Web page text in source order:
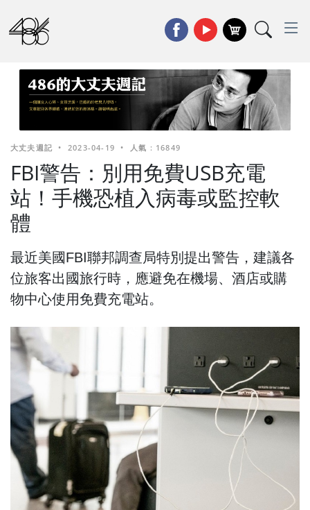
大丈夫週記 • 2023-04-19 • 人氣 : 16849
FBI警告：別用免費USB充電
站！手機恐植入病毒或監控軟
體
最近美國FBI聯邦調查局特別提出警告，建議各
位旅客出國旅行時，應避免在機場、酒店或購
物中心使用免費充電站。